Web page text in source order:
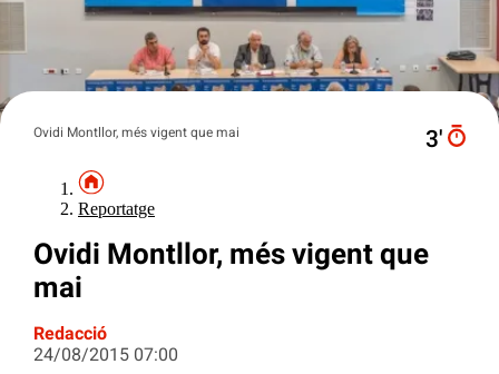
Ovidi Montllor, més vigent que mai 3′
Reportatge
Ovidi Montllor, més vigent que
mai
Redacció
24/08/2015 07:00